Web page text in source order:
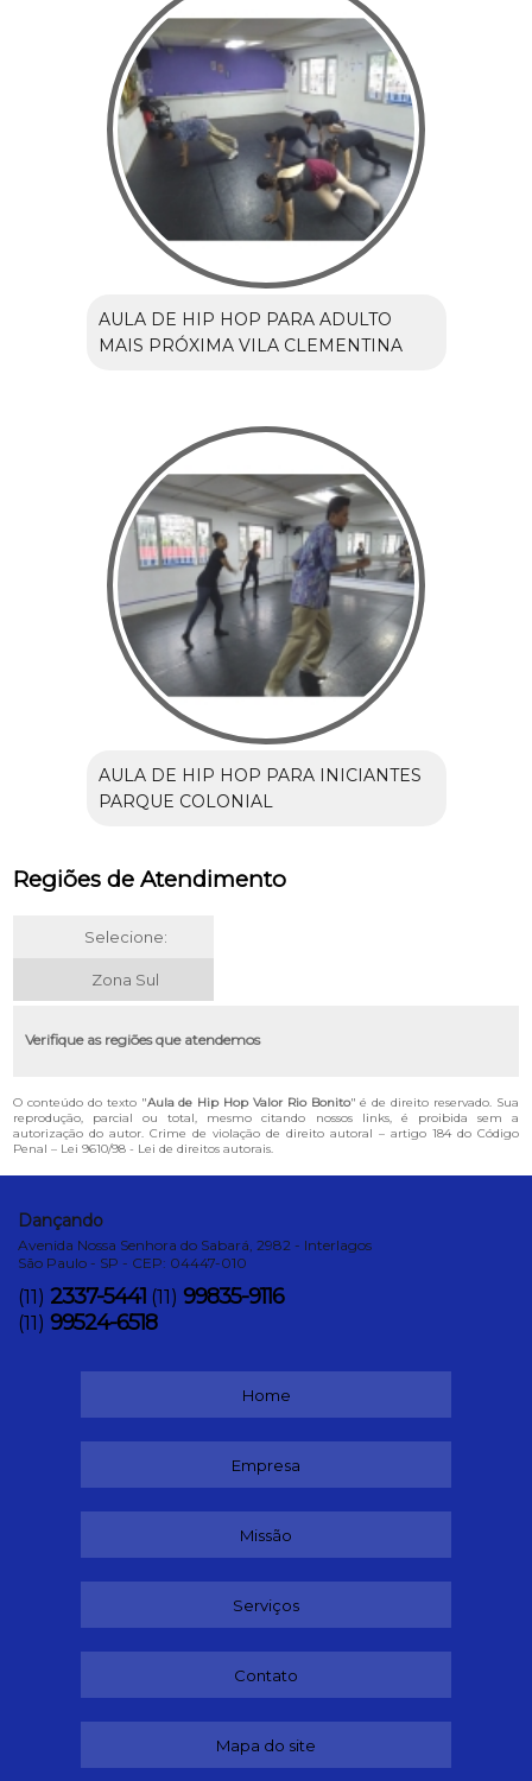
AULA DE HIP HOP PARA ADULTO
MAIS PRÓXIMA VILA CLEMENTINA
AULA DE HIP HOP PARA INICIANTES
PARQUE COLONIAL
Regiões de Atendimento
Selecione:
Zona Sul
Verifique as regiões que atendemos
O conteúdo do texto "Aula de Hip Hop Valor Rio Bonito" é de direito reservado. Sua
reprodução, parcial ou total, mesmo citando nossos links, é proibida sem a
autorização do autor. Crime de violação de direito autoral – artigo 184 do Código
Penal – Lei 9610/98 - Lei de direitos autorais.
Dançando
Avenida Nossa Senhora do Sabará, 2982 - Interlagos
São Paulo - SP - CEP: 04447-010
(11) 2337-5441 (11) 99835-9116
(11) 99524-6518
Home
Empresa
Missão
Serviços
Contato
Mapa do site